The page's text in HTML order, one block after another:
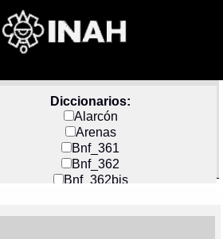
Diccionarios:
Alarcón
Arenas
Bnf_361
Bnf_362
Bnf_362bis